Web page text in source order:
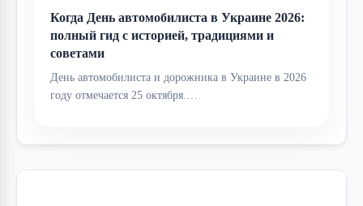
Когда День автомобилиста в Украине 2026:
полный гид с историей, традициями и
советами
День автомобилиста и дорожника в Украине в 2026
году отмечается 25 октября.…